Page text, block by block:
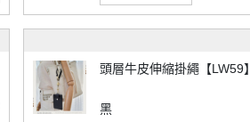
頭層牛皮伸縮掛繩【LW59】
黑